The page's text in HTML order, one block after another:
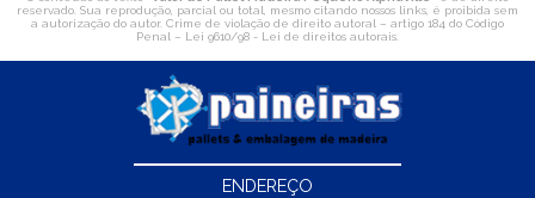
reservado. Sua reprodução, parcial ou total, mesmo citando nossos links, é proibida sem
a autorização do autor. Crime de violação de direito autoral – artigo 184 do Código
Penal – Lei 9610/98 - Lei de direitos autorais.
ENDEREÇO